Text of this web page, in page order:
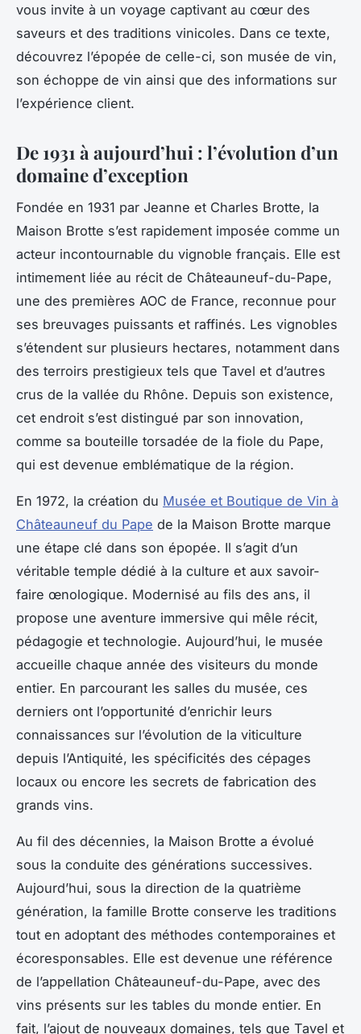
vous invite à un voyage captivant au cœur des
saveurs et des traditions vinicoles. Dans ce texte,
découvrez l’épopée de celle-ci, son musée de vin,
son échoppe de vin ainsi que des informations sur
l’expérience client.
De 1931 à aujourd’hui : l’évolution d’un
domaine d’exception
Fondée en 1931 par Jeanne et Charles Brotte, la
Maison Brotte s’est rapidement imposée comme un
acteur incontournable du vignoble français. Elle est
intimement liée au récit de Châteauneuf-du-Pape,
une des premières AOC de France, reconnue pour
ses breuvages puissants et raffinés. Les vignobles
s’étendent sur plusieurs hectares, notamment dans
des terroirs prestigieux tels que Tavel et d’autres
crus de la vallée du Rhône. Depuis son existence,
cet endroit s’est distingué par son innovation,
comme sa bouteille torsadée de la fiole du Pape,
qui est devenue emblématique de la région.
En 1972, la création du Musée et Boutique de Vin à
Châteauneuf du Pape de la Maison Brotte marque
une étape clé dans son épopée. Il s’agit d’un
véritable temple dédié à la culture et aux savoir-
faire œnologique. Modernisé au fils des ans, il
propose une aventure immersive qui mêle récit,
pédagogie et technologie. Aujourd’hui, le musée
accueille chaque année des visiteurs du monde
entier. En parcourant les salles du musée, ces
derniers ont l’opportunité d’enrichir leurs
connaissances sur l’évolution de la viticulture
depuis l’Antiquité, les spécificités des cépages
locaux ou encore les secrets de fabrication des
grands vins.
Au fil des décennies, la Maison Brotte a évolué
sous la conduite des générations successives.
Aujourd’hui, sous la direction de la quatrième
génération, la famille Brotte conserve les traditions
tout en adoptant des méthodes contemporaines et
écoresponsables. Elle est devenue une référence
de l’appellation Châteauneuf-du-Pape, avec des
vins présents sur les tables du monde entier. En
fait, l’ajout de nouveaux domaines, tels que Tavel et